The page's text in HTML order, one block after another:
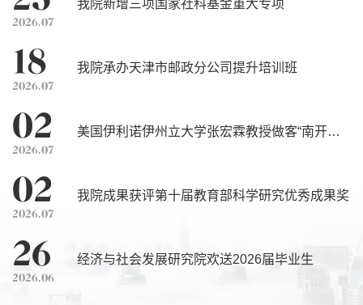
2026.07
我院新增三项国家社科基金重大专项
18
2026.07
我院承办天津市邮政分公司提升培训班
02
2026.07
美国伊利诺伊州立大学张宏霖教授做客“南开经
02
2026.07
我院成果获评第十届教育部科学研究优秀成果奖
26
2026.06
经济与社会发展研究院欢送2026届毕业生